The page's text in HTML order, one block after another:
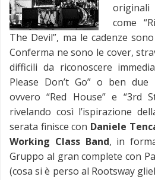
come
The Devil”, ma le cadenze
Conferma ne sono le cover,
difficili da riconoscere
Please Don’t Go” o ben due
ovvero “Red House” e “3rd
rivelando così l’ispirazione
serata finisce con Daniele
Working Class Band, in
Gruppo al gran complete con
(cosa si è perso al Rootsway